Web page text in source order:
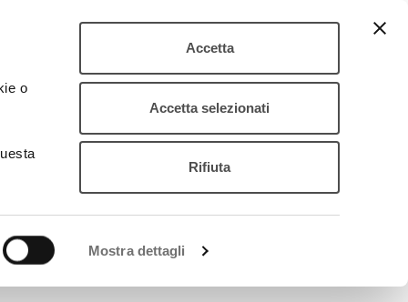
o
Mostra dettagli
Accetta
Accetta selezionati
Rifiuta